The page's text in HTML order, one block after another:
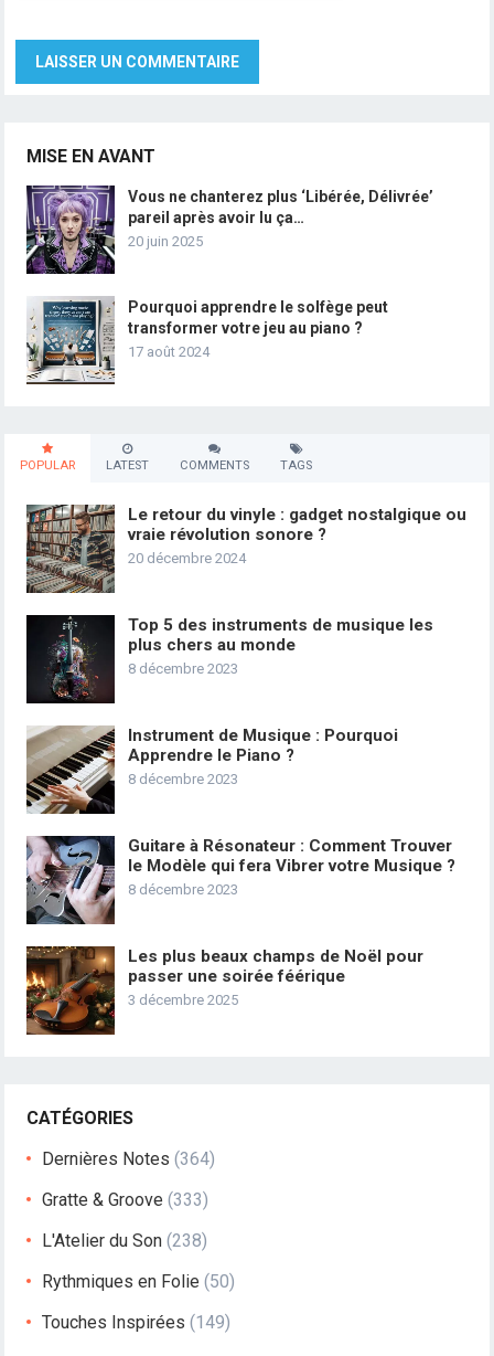
MISE EN AVANT
Vous ne chanterez plus ‘Libérée, Délivrée’
pareil après avoir lu ça…
20 juin 2025
Pourquoi apprendre le solfège peut
transformer votre jeu au piano ?
17 août 2024
POPULAR LATEST COMMENTS TAGS
Le retour du vinyle : gadget nostalgique ou
vraie révolution sonore ?
20 décembre 2024
Top 5 des instruments de musique les
plus chers au monde
8 décembre 2023
Instrument de Musique : Pourquoi
Apprendre le Piano ?
8 décembre 2023
Guitare à Résonateur : Comment Trouver
le Modèle qui fera Vibrer votre Musique ?
8 décembre 2023
Les plus beaux champs de Noël pour
passer une soirée féérique
3 décembre 2025
CATÉGORIES
Dernières Notes (364)
Gratte & Groove (333)
L'Atelier du Son (238)
Rythmiques en Folie (50)
Touches Inspirées (149)